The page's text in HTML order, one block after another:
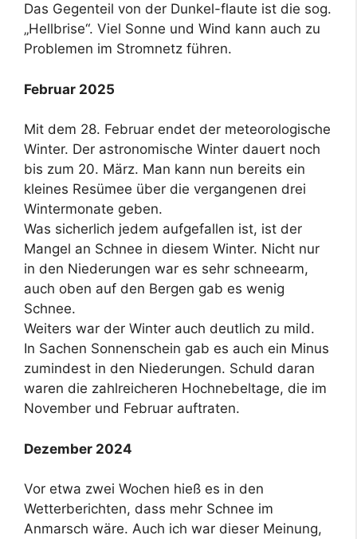
Das Gegenteil von der Dunkel-flaute ist die sog.
„Hellbrise“. Viel Sonne und Wind kann auch zu
Problemen im Stromnetz führen.
Februar 2025
Mit dem 28. Februar endet der meteorologische
Winter. Der astronomische Winter dauert noch
bis zum 20. März. Man kann nun bereits ein
kleines Resümee über die vergangenen drei
Wintermonate geben.
Was sicherlich jedem aufgefallen ist, ist der
Mangel an Schnee in diesem Winter. Nicht nur
in den Niederungen war es sehr schneearm,
auch oben auf den Bergen gab es wenig
Schnee.
Weiters war der Winter auch deutlich zu mild.
In Sachen Sonnenschein gab es auch ein Minus
zumindest in den Niederungen. Schuld daran
waren die zahlreicheren Hochnebeltage, die im
November und Februar auftraten.
Dezember 2024
Vor etwa zwei Wochen hieß es in den
Wetterberichten, dass mehr Schnee im
Anmarsch wäre. Auch ich war dieser Meinung,